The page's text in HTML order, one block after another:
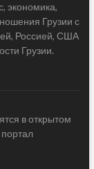
экономика,
Грузии с
Россией, США
Грузии.
в открытом